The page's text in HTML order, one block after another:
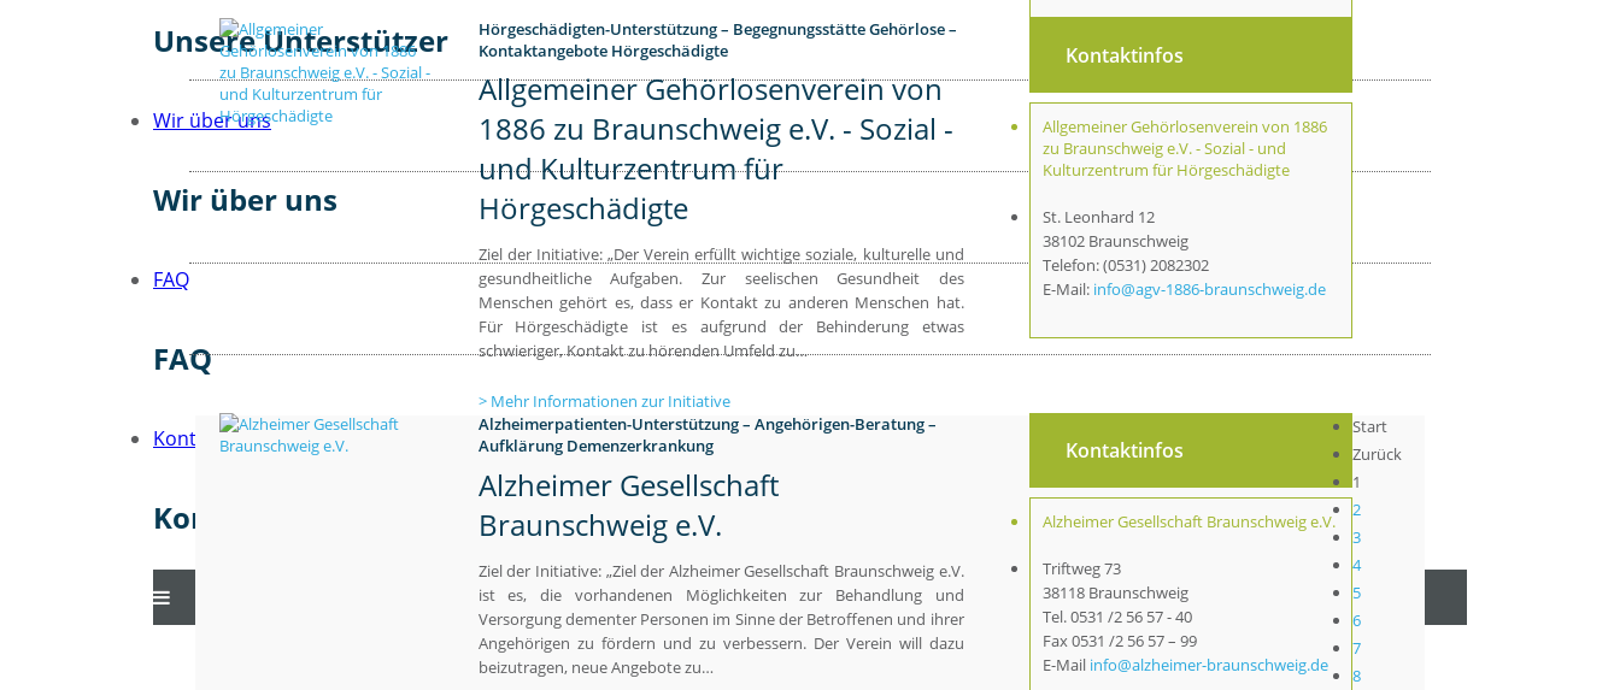
Unsere Unterstützer
Wir über uns
Wir über uns
FAQ
FAQ
Kontakt
Kontakt
Hörgeschädigten-Unterstützung – Begegnungsstätte Gehörlose –
Kontaktangebote Hörgeschädigte
Allgemeiner Gehörlosenverein von
1886 zu Braunschweig e.V. - Sozial -
und Kulturzentrum für
Hörgeschädigte
Ziel der Initiative: „Der Verein erfüllt wichtige soziale, kulturelle und
gesundheitliche Aufgaben. Zur seelischen Gesundheit des
Menschen gehört es, dass er Kontakt zu anderen Menschen hat.
Für Hörgeschädigte ist es aufgrund der Behinderung etwas
schwieriger, Kontakt zu hörenden Umfeld zu…
Mehr Informationen zur Initiative
Kontaktinfos
Allgemeiner Gehörlosenverein von 1886
zu Braunschweig e.V. - Sozial - und
Kulturzentrum für Hörgeschädigte
St. Leonhard 12
38102 Braunschweig
Telefon: (0531) 2082302
E-Mail: info@agv-1886-braunschweig.de
Alzheimerpatienten-Unterstützung – Angehörigen-Beratung –
Aufklärung Demenzerkrankung
Alzheimer Gesellschaft
Braunschweig e.V.
Ziel der Initiative: „Ziel der Alzheimer Gesellschaft Braunschweig e.V.
ist es, die vorhandenen Möglichkeiten zur Behandlung und
Versorgung dementer Personen im Sinne der Betroffenen und ihrer
Angehörigen zu fördern und zu verbessern. Der Verein will dazu
beizutragen, neue Angebote zu…
Kontaktinfos
Alzheimer Gesellschaft Braunschweig e.V.
Triftweg 73
38118 Braunschweig
Tel. 0531 /2 56 57 - 40
Fax 0531 /2 56 57 – 99
E-Mail info@alzheimer-braunschweig.de
Start
Zurück
1
2
3
4
5
6
7
8